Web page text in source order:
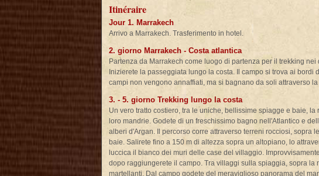
Itinéraire
Jour 1. Marrakech
Arrivo a Marrakech. Trasferimento in hotel.
2. giorno Marrakech - Costa atlantica
Partenza da Marrakech come luogo di partenza per il trekking
Inizierete la passeggiata lungo la costa. Il campo si trova ai bordi
campi non vengono annaffiati, ma si bagnano da soli attraverso
3. - 5. giorno Trekking lungo la costa
Un vero tratto costiero, tra le uniche, bellissime spiagge e baie,
loro mandrie. Godete di un freschissimo bagno nell'Atlantico e
alberi d'Argan. Il percorso corre attraverso terreni rocciosi, sopra
baie. Salirete fino a 150 m di altezza sopra un altopiano, lo
luccica il bianco dei muri delle case del villaggio.
dopo raggiungerete il campo. Tra villaggi sulla spiaggia, sopra
martellanti. Dal campo godete del meraviglioso panorama del